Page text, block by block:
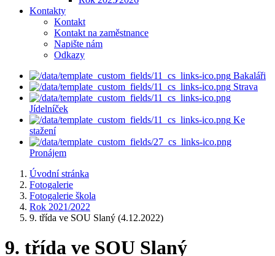
Kontakty
Kontakt
Kontakt na zaměstnance
Napište nám
Odkazy
Bakaláři
Strava
Jídelníček
Ke
stažení
Pronájem
Úvodní stránka
Fotogalerie
Fotogalerie škola
Rok 2021/2022
9. třída ve SOU Slaný (4.12.2022)
9. třída ve SOU Slaný